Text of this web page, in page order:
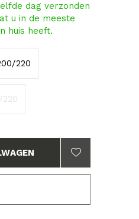
dag verzonden
u in de meeste
huis heeft.
220